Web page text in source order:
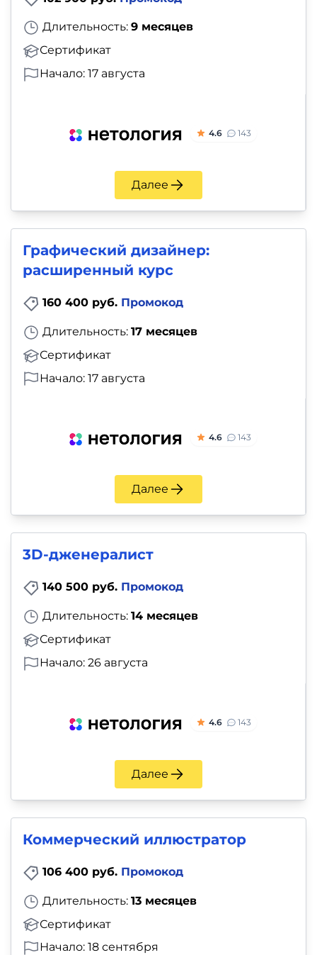
Длительность: 9 месяцев
Сертификат
Начало: 17 августа
4.6 143
Далее
Графический дизайнер:
расширенный курс
160 400 руб. Промокод
Длительность: 17 месяцев
Сертификат
Начало: 17 августа
4.6 143
Далее
3D-дженералист
140 500 руб. Промокод
Длительность: 14 месяцев
Сертификат
Начало: 26 августа
4.6 143
Далее
Коммерческий иллюстратор
106 400 руб. Промокод
Длительность: 13 месяцев
Сертификат
Начало: 18 сентября